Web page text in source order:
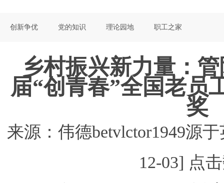
创新争优 党的知识 理论园地 职工之家
乡村振兴新力量：
届“创青春”全国老员
奖
来源：伟德betvlctor1949源
12-03] 点